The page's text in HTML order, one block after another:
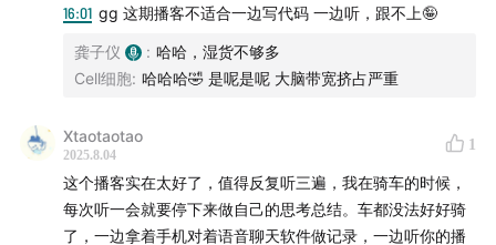
东西发生物理性的重组。仅仅是窥见一些学习的原理和智
能的发展历史，我就已经非常地惊叹了。
wx: infoier
16:01 gg 这期播客不适合一边写代码 一边听，跟不上🤪
龚子仪 : 哈哈，湿货不够多
Cell细胞: 哈哈哈🤣 是呢是呢 大脑带宽挤占严重
Xtaotaotao
2025.8.04
1
这个播客实在太好了，值得反复听三遍，我在骑车的时候，
每次听一会就要停下来做自己的思考总结。车都没法好好骑
了，一边拿着手机对着语音聊天软件做记录，一边听你的播